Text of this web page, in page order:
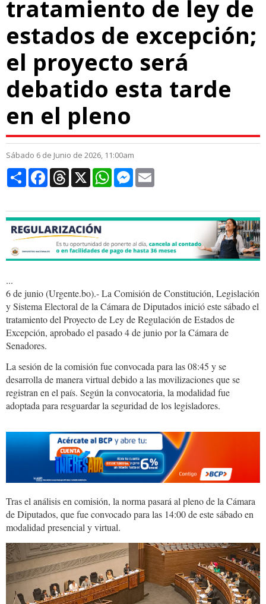
tratamiento de ley de
estados de excepción;
el proyecto será
debatido esta tarde
en el pleno
Sábado 6 de Junio de 2026, 11:00am
CompartirFacebookThreads
X WhatsAppMessenger
...
6 de junio (Urgente.bo).- La Comisión de Constitución, Legislación
y Sistema Electoral de la Cámara de Diputados inició este sábado el
tratamiento del Proyecto de Ley de Regulación de Estados de
Excepción, aprobado el pasado 4 de junio por la Cámara de
Senadores.
La sesión de la comisión fue convocada para las 08:45 y se
desarrolla de manera virtual debido a las movilizaciones que se
registran en el país. Según la convocatoria, la modalidad fue
adoptada para resguardar la seguridad de los legisladores.
Tras el análisis en comisión, la norma pasará al pleno de la Cámara
de Diputados, que fue convocado para las 14:00 de este sábado en
modalidad presencial y virtual.